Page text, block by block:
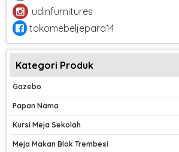
udinfurnitures
tokomebeljepara14
Kategori Produk
Gazebo
Papan Nama
Kursi Meja Sekolah
Meja Makan Blok Trembesi